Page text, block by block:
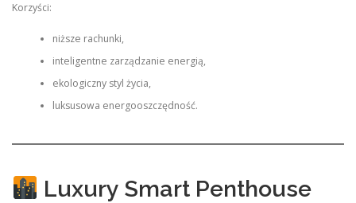
Korzyści:
niższe rachunki,
inteligentne zarządzanie energią,
ekologiczny styl życia,
luksusowa energooszczędność.
Luxury Smart Penthouse